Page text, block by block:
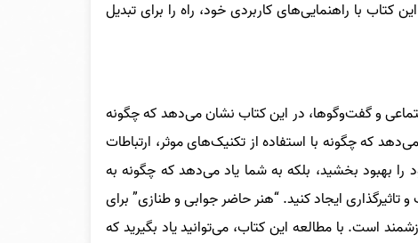
با راهنمایی‌های کاربردی خود، راه را برای تبدیل
و گفت‌وگوها، در این کتاب نشان می‌دهد که چگونه
که چگونه با استفاده از تکنیک‌های موثر، ارتباطات
را بهبود بخشید، بلکه به شما یاد می‌دهد که چگونه به
ایجاد کنید.“هنر حاضر جوابی و طنازی” برای
است. با مطالعه این کتاب، می‌توانید یاد بگیرید که